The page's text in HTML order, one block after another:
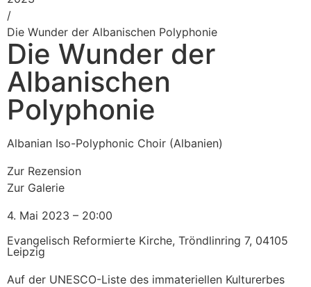
/
Die Wunder der Albanischen Polyphonie
Die Wunder der
Albanischen
Polyphonie
Albanian Iso-Polyphonic Choir (Albanien)
Zur Rezension
Zur Galerie
4. Mai 2023 – 20:00
Evangelisch Reformierte Kirche, Tröndlinring 7, 04105
Leipzig
Auf der UNESCO-Liste des immateriellen Kulturerbes